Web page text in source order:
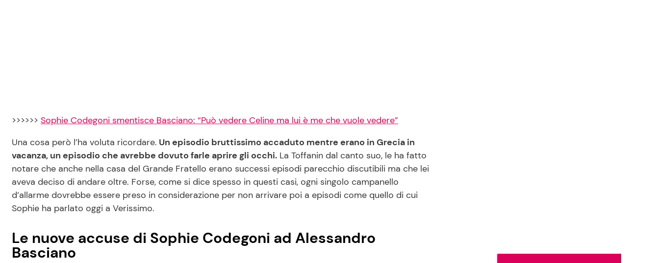
>>>>>> Sophie Codegoni smentisce Basciano: “Può vedere Celine ma lui è me che vuole vedere”
Una cosa però l’ha voluta ricordare. Un episodio bruttissimo accaduto mentre erano in Grecia in
vacanza, un episodio che avrebbe dovuto farle aprire gli occhi. La Toffanin dal canto suo, le ha fatto
notare che anche nella casa del Grande Fratello erano successi episodi parecchio discutibili ma che lei
aveva deciso di andare oltre. Forse, come si dice spesso in questi casi, ogni singolo campanello
d’allarme dovrebbe essere preso in considerazione per non arrivare poi a episodi come quello di cui
Sophie ha parlato oggi a Verissimo.
Le nuove accuse di Sophie Codegoni ad Alessandro
Basciano